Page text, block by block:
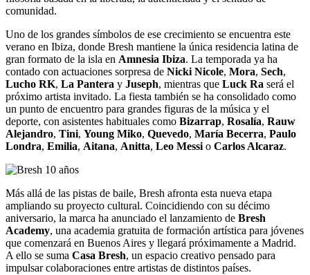
comunidad.
Uno de los grandes símbolos de ese crecimiento se encuentra este
verano en Ibiza, donde Bresh mantiene la única residencia latina de
gran formato de la isla en Amnesia Ibiza. La temporada ya ha
contado con actuaciones sorpresa de Nicki Nicole, Mora, Sech,
Lucho RK, La Pantera y Juseph, mientras que Luck Ra será el
próximo artista invitado. La fiesta también se ha consolidado como
un punto de encuentro para grandes figuras de la música y el
deporte, con asistentes habituales como Bizarrap, Rosalía, Rauw
Alejandro, Tini, Young Miko, Quevedo, María Becerra, Paulo
Londra, Emilia, Aitana, Anitta, Leo Messi o Carlos Alcaraz.
Más allá de las pistas de baile, Bresh afronta esta nueva etapa
ampliando su proyecto cultural. Coincidiendo con su décimo
aniversario, la marca ha anunciado el lanzamiento de Bresh
Academy, una academia gratuita de formación artística para jóvenes
que comenzará en Buenos Aires y llegará próximamente a Madrid.
A ello se suma Casa Bresh, un espacio creativo pensado para
impulsar colaboraciones entre artistas de distintos países.